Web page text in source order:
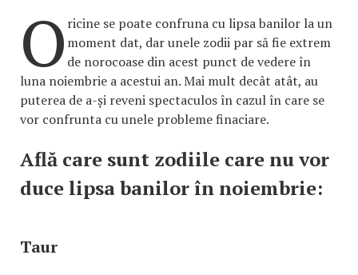
O ricine se poate confruna cu lipsa banilor la un
moment dat, dar unele zodii par să fie extrem
de norocoase din acest punct de vedere în
luna noiembrie a acestui an. Mai mult decât atât, au
puterea de a-și reveni spectaculos în cazul în care se
vor confrunta cu unele probleme finaciare.
Află care sunt zodiile care nu vor
duce lipsa banilor în noiembrie:
Taur